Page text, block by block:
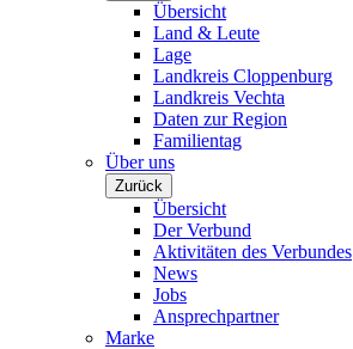
Übersicht
Land & Leute
Lage
Landkreis Cloppenburg
Landkreis Vechta
Daten zur Region
Familientag
Über uns
Zurück
Übersicht
Der Verbund
Aktivitäten des Verbundes
News
Jobs
Ansprechpartner
Marke